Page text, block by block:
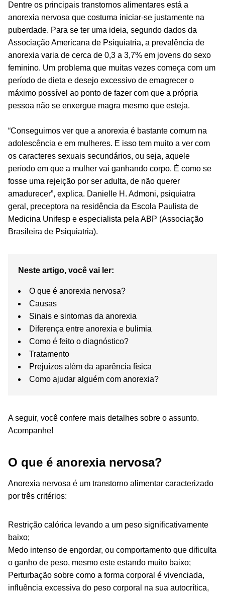
Dentre os principais transtornos alimentares está a
anorexia nervosa que costuma iniciar-se justamente na
puberdade. Para se ter uma ideia, segundo dados da
Associação Americana de Psiquiatria, a prevalência de
anorexia varia de cerca de 0,3 a 3,7% em jovens do sexo
feminino. Um problema que muitas vezes começa com um
período de dieta e desejo excessivo de emagrecer o
máximo possível ao ponto de fazer com que a própria
pessoa não se enxergue magra mesmo que esteja.
“Conseguimos ver que a anorexia é bastante comum na
adolescência e em mulheres. E isso tem muito a ver com
os caracteres sexuais secundários, ou seja, aquele
período em que a mulher vai ganhando corpo. É como se
fosse uma rejeição por ser adulta, de não querer
amadurecer”, explica. Danielle H. Admoni, psiquiatra
geral, preceptora na residência da Escola Paulista de
Medicina Unifesp e especialista pela ABP (Associação
Brasileira de Psiquiatria).
Neste artigo, você vai ler:
O que é anorexia nervosa?
Causas
Sinais e sintomas da anorexia
Diferença entre anorexia e bulimia
Como é feito o diagnóstico?
Tratamento
Prejuízos além da aparência física
Como ajudar alguém com anorexia?
A seguir, você confere mais detalhes sobre o assunto.
Acompanhe!
O que é anorexia nervosa?
Anorexia nervosa é um transtorno alimentar caracterizado
por três critérios:
Restrição calórica levando a um peso significativamente
baixo;
Medo intenso de engordar, ou comportamento que dificulta
o ganho de peso, mesmo este estando muito baixo;
Perturbação sobre como a forma corporal é vivenciada,
influência excessiva do peso corporal na sua autocrítica,